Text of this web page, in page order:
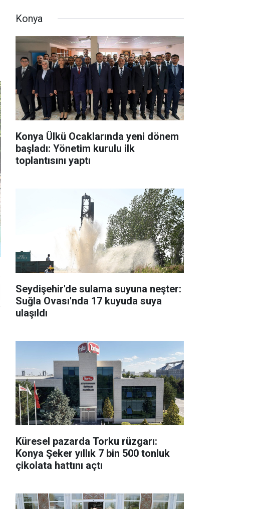
Konya
Konya Ülkü Ocaklarında yeni dönem
başladı: Yönetim kurulu ilk
toplantısını yaptı
Seydişehir'de sulama suyuna neşter:
Suğla Ovası'nda 17 kuyuda suya
ulaşıldı
Küresel pazarda Torku rüzgarı:
Konya Şeker yıllık 7 bin 500 tonluk
çikolata hattını açtı